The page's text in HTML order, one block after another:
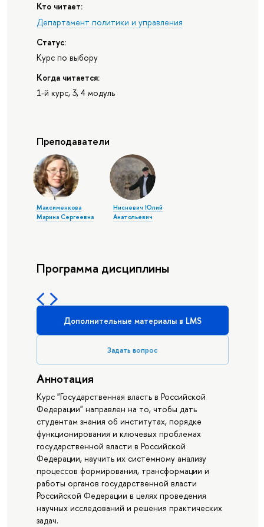
Кто читает:
Департамент политики и управления
Статус:
Курс по выбору
Когда читается:
1-й курс, 3, 4 модуль
Преподаватели
Максименкова
Марина Сергеевна
Нисневич Юлий
Анатольевич
Программа дисциплины
Дополнительные материалы в LMS
Задать вопрос
Аннотация
Курс "Государственная власть в Российской
Федерации" направлен на то, чтобы дать
студентам знания об институтах, порядке
функционирования и ключевых проблемах
государственной власти в Российской
Федерации, научить их системному анализу
процессов формирования, трансформации и
работы органов государственной власти
Российской Федерации в целях проведения
научных исследований и решения практических
задач.